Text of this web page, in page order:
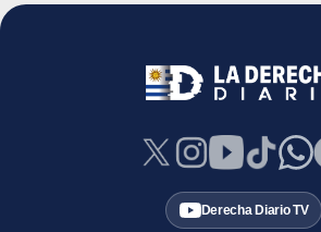
Derecha Diario TV